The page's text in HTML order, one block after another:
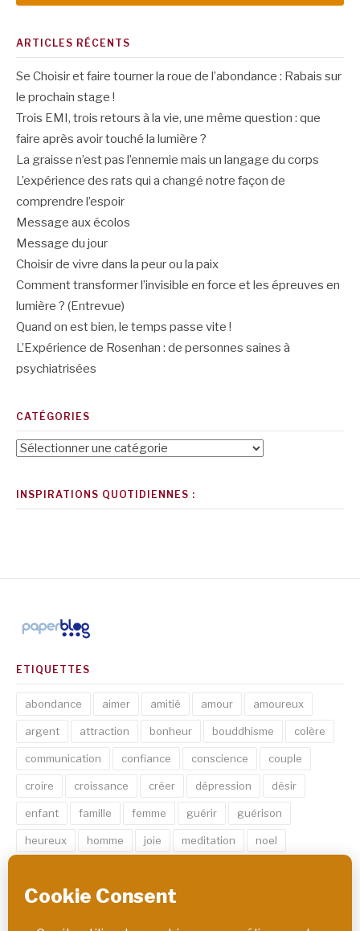
ARTICLES RÉCENTS
Se Choisir et faire tourner la roue de l’abondance : Rabais sur
le prochain stage !
Trois EMI, trois retours à la vie, une même question : que
faire après avoir touché la lumière ?
La graisse n’est pas l’ennemie mais un langage du corps
L’expérience des rats qui a changé notre façon de
comprendre l’espoir
Message aux écolos
Message du jour
Choisir de vivre dans la peur ou la paix
Comment transformer l’invisible en force et les épreuves en
lumière ? (Entrevue)
Quand on est bien, le temps passe vite !
L’Expérience de Rosenhan : de personnes saines à
psychiatrisées
CATÉGORIES
Catégories
INSPIRATIONS QUOTIDIENNES :
ETIQUETTES
abondance aimer amitié amour amoureux
argent attraction bonheur bouddhisme colère
communication confiance conscience couple
croire croissance créer dépression désir
enfant famille femme guérir guérison
heureux homme joie meditation noel
santé sexe soin spirituel